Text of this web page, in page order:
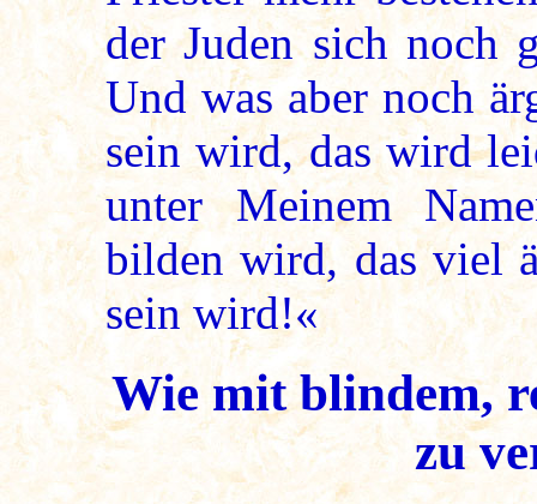
der Juden sich noch
Und was aber noch
sein wird, das wird
unter Meinem
bilden wird, das viel
sein wird!«
Wie mit blindem,
zu